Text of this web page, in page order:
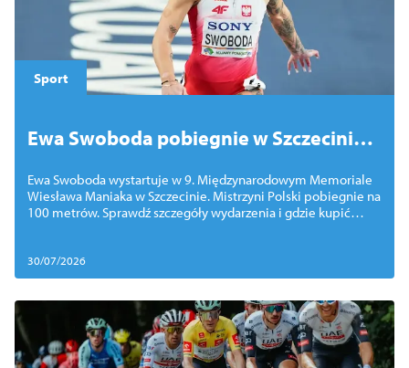
Sport
Ewa Swoboda pobiegnie w Szczecinie.
Wiesława Maniaka
Ewa Swoboda wystartuje w 9. Międzynarodowym Memoriale
Wiesława Maniaka w Szczecinie. Mistrzyni Polski pobiegnie na
100 metrów. Sprawdź szczegóły wydarzenia i gdzie kupić
30/07/2026